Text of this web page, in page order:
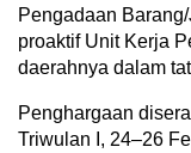
Pengadaan
proaktif Unit Kerja
daerahnya dalam
Penghargaan
Triwulan I, 24–26